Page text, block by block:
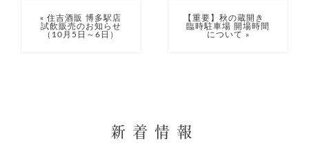
« 住吉酒販 博多駅店
試飲販売のお知らせ
（10月5日～6日）
【重要】秋の蔵開き
臨時駐車場 開場時間
について »
新着情報